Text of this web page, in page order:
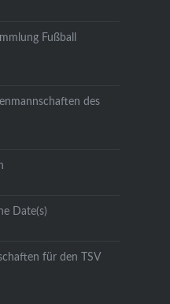
Fußball
des
Date(s)
für den TSV